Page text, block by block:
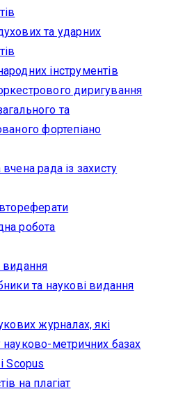
та ударних
інструментів
диригування
та
фортепіано
рада із захисту
робота
видання
та наукові видання
журналах, які
науково-метричних базах
Scopus
на плагіат